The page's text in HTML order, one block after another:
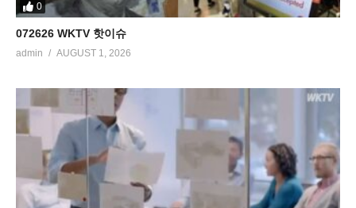
0
072626 WKTV 핫이슈
admin AUGUST 1, 2026